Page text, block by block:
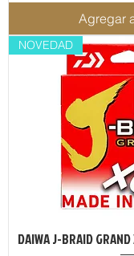
Agregar
NOVEDAD
DAIWA J-BRAID